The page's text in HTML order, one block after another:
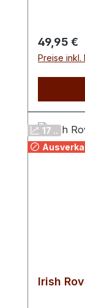
erreicht
verleiht
und ein
Kenner
Alter: 8
Regulärer
49,95 €
Preise inkl.
17 ..
Irish